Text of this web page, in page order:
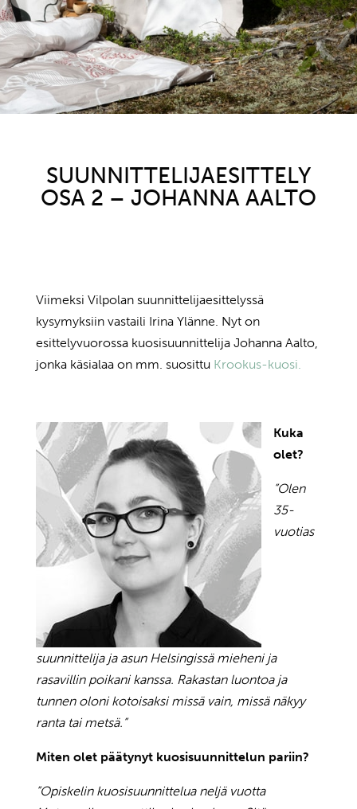
SUUNNITTELIJAESITTELY
OSA 2 – JOHANNA AALTO
Viimeksi Vilpolan suunnittelijaesittelyssä
kysymyksiin vastaili Irina Ylänne. Nyt on
esittelyvuorossa kuosisuunnittelija Johanna Aalto,
jonka käsialaa on mm. suosittu Krookus-kuosi.
Kuka
olet?
”Olen
35-
vuotias
suunnittelija ja asun Helsingissä mieheni ja
rasavillin poikani kanssa. Rakastan luontoa ja
tunnen oloni kotoisaksi missä vain, missä näkyy
ranta tai metsä.”
Miten olet päätynyt kuosisuunnittelun pariin?
”Opiskelin kuosisuunnittelua neljä vuotta